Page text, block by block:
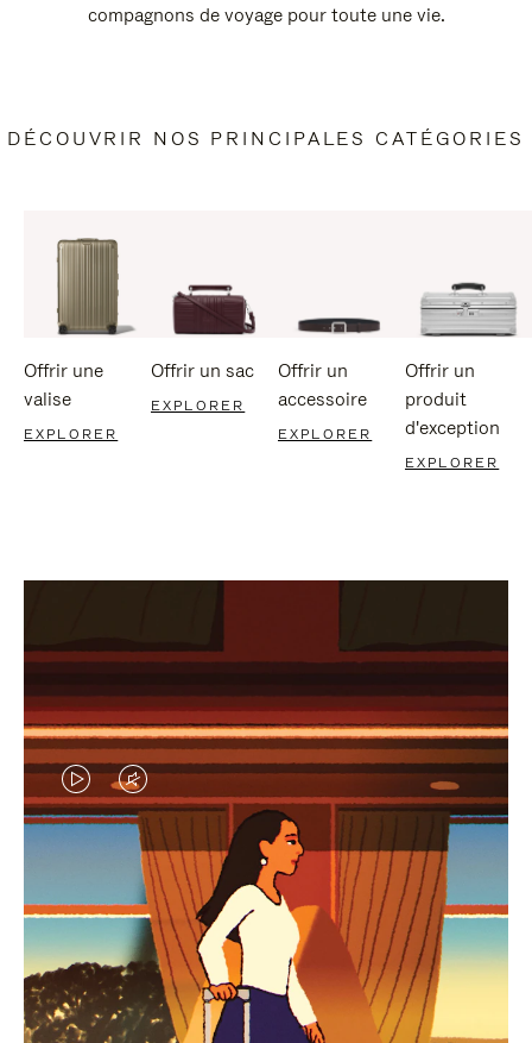
compagnons de voyage pour toute une vie.
DÉCOUVRIR NOS PRINCIPALES CATÉGORIES
Offrir une
valise
EXPLORER
Offrir un sac
EXPLORER
Offrir un
accessoire
EXPLORER
Offrir un
produit
d'exception
EXPLORER
LA
VIDÉO
N'EST
PAS
EN
PAUSE,
LE
SON
DE
LA
VIDÉO
EST
SÉLECTIONS CADEAUX ET INSPIRATIONS
Trouvez le compagnon
parfait pour chaque voyage